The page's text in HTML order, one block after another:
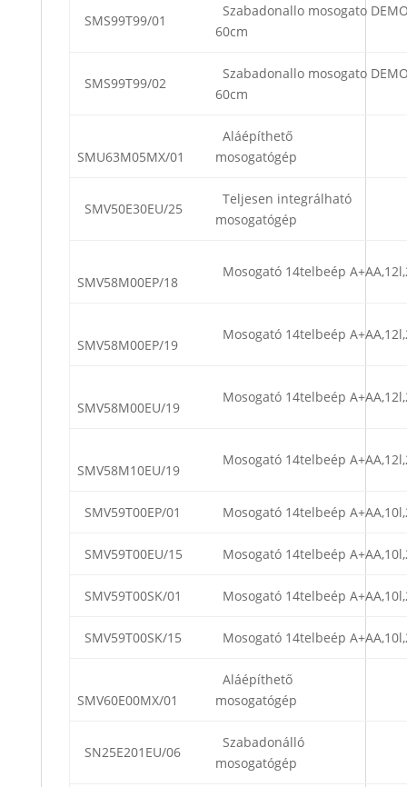
SMS99T99/01
Szabadonallo mosogato
60cm
SMS99T99/02
Szabadonallo mosogato
60cm
SMU63M05MX/01
Aláépíthető
mosogatógép
SMV50E30EU/25
Teljesen integrálható
mosogatógép
SMV58M00EP/18
Mosogató 14telbeép
SMV58M00EP/19
Mosogató 14telbeép
SMV58M00EU/19
Mosogató 14telbeép
SMV58M10EU/19
Mosogató 14telbeép
SMV59T00EP/01 Mosogató 14telbeép
SMV59T00EU/15 Mosogató 14telbeép
SMV59T00SK/01 Mosogató 14telbeép
SMV59T00SK/15 Mosogató 14telbeép
SMV60E00MX/01
Aláépíthető
mosogatógép
SN25E201EU/06
Szabadonálló
mosogatógép